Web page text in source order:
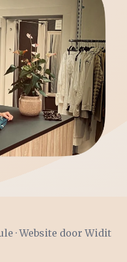
· Website doorWidit